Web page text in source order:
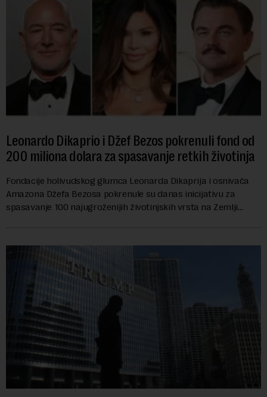
Leonardo Dikaprio i Džef Bezos pokrenuli fond od
200 miliona dolara za spasavanje retkih životinja
Fondacije holivudskog glumca Leonarda Dikaprija i osnivača
Amazona Džefa Bezosa pokrenule su danas inicijativu za
spasavanje 100 najugroženijih životinjskih vrsta na Zemlji